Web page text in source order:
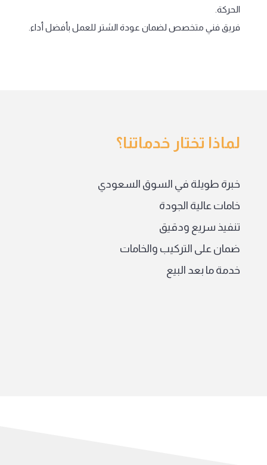
الحركة.
فريق فني متخصص لضمان عودة الشتر للعمل بأفضل أداء.
لماذا تختار خدماتنا؟
خبرة طويلة في السوق السعودي
خامات عالية الجودة
تنفيذ سريع ودقيق
ضمان على التركيب والخامات
خدمة ما بعد البيع